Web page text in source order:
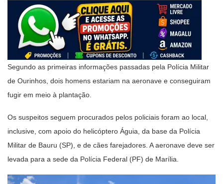
Segundo as primeiras informações passadas pela Polícia Militar
de Ourinhos, dois homens estariam na aeronave e conseguiram
fugir em meio à plantação.
Os suspeitos seguem procurados pelos policiais foram ao local,
inclusive, com apoio do helicóptero Águia, da base da Polícia
Militar de Bauru (SP), e de cães farejadores. A aeronave deve ser
levada para a sede da Polícia Federal (PF) de Marília.